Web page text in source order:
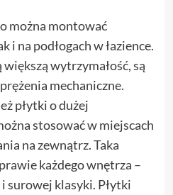
można montować
i na podłogach w łazience.
wytrzymałość, są
mechaniczne.
płytki o dużej
stosować w miejscach
na zewnątrz. Taka
każdego wnętrza –
surowej klasyki. Płytki